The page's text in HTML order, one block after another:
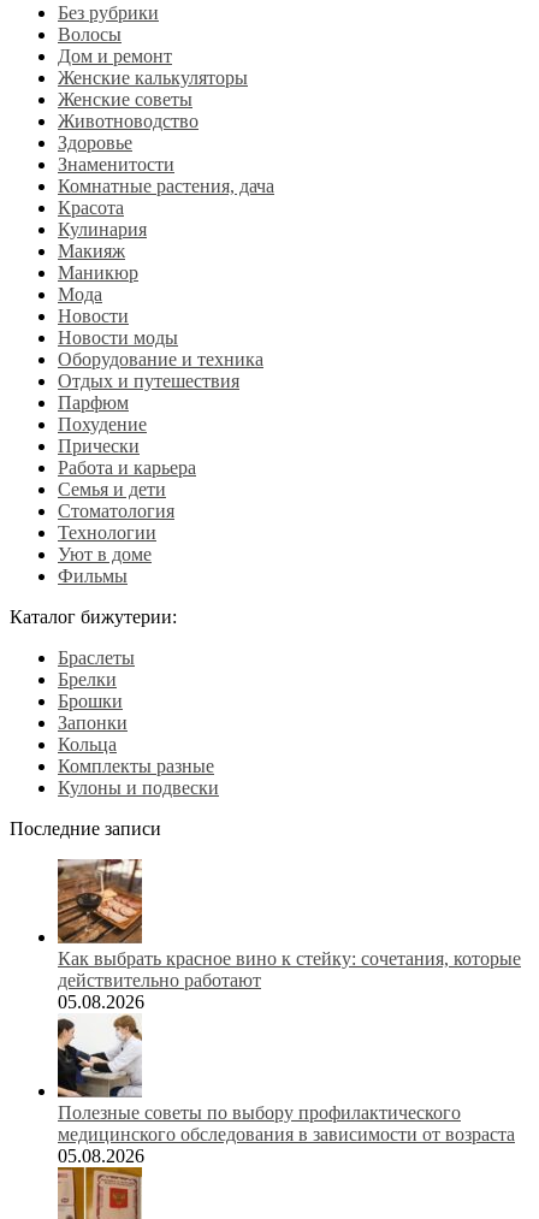
Без рубрики
Волосы
Дом и ремонт
Женские калькуляторы
Женские советы
Животноводство
Здоровье
Знаменитости
Комнатные растения, дача
Красота
Кулинария
Макияж
Маникюр
Мода
Новости
Новости моды
Оборудование и техника
Отдых и путешествия
Парфюм
Похудение
Прически
Работа и карьера
Семья и дети
Стоматология
Технологии
Уют в доме
Фильмы
Каталог бижутерии:
Браслеты
Брелки
Брошки
Запонки
Кольца
Комплекты разные
Кулоны и подвески
Последние записи
Как выбрать красное вино к стейку: сочетания, которые
действительно работают
05.08.2026
Полезные советы по выбору профилактического
медицинского обследования в зависимости от возраста
05.08.2026